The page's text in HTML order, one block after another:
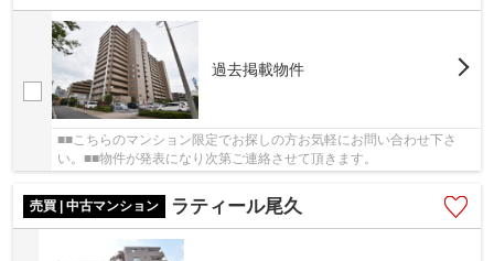
過去掲載物件
■■こちらのマンション限定でお探しの方お気軽にお問い合わせ下さ
い。■■物件が発表になり次第ご連絡させて頂きます。
売買 | 中古マンション ラティール尾久